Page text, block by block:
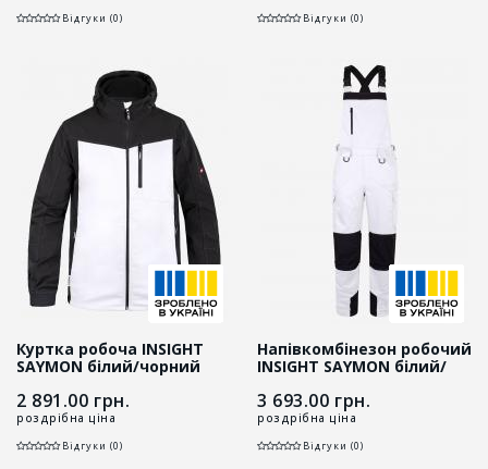
Відгуки (0) Відгуки (0)
Куртка робоча INSIGHT
SAYMON білий/чорний
2 891.00 грн.
роздрібна ціна
Відгуки (0)
Напівкомбінезон робочий
INSIGHT SAYMON білий/
3 693.00 грн.
роздрібна ціна
Відгуки (0)